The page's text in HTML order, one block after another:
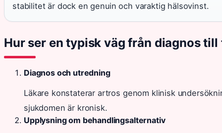
stabilitet är dock en genuin och varaktig hälsovinst.
Hur ser en typisk väg från diagnos
Diagnos och utredning
Läkare konstaterar artros genom klinisk
sjukdomen är kronisk.
Upplysning om behandlingsalternativ